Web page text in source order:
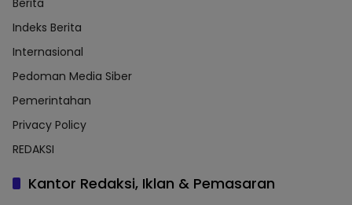
Berita
Indeks Berita
Internasional
Pedoman Media Siber
Pemerintahan
Privacy Policy
REDAKSI
Kantor Redaksi, Iklan & Pemasaran